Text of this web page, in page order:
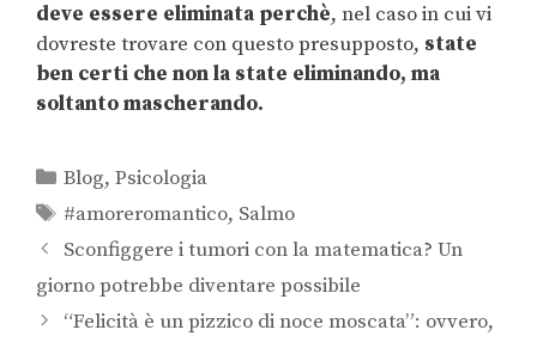
deve essere eliminata perchè, nel caso in cui vi
dovreste trovare con questo presupposto, state
ben certi che non la state eliminando, ma
soltanto mascherando.
Blog,Psicologia
#amoreromantico, Salmo
Sconfiggere i tumori con la matematica? Un
giorno potrebbe diventare possibile
“Felicità è un pizzico di noce moscata”: ovvero,